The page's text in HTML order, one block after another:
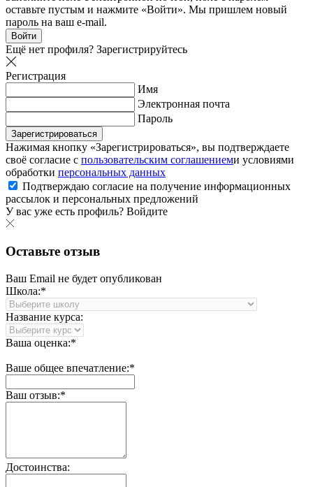
оставьте пустым и нажмите «Войти». Мы пришлем новый
пароль на ваш e-mail.
Войти
Ещё нет профиля? Зарегистрируйтесь
Регистрация
Имя
Электронная почта
Пароль
Зарегистрироваться
Нажимая кнопку «Зарегистрироваться», вы подтверждаете
своё согласие с пользовательским соглашениеми условиями
обработки персональных данных
Подтверждаю согласие на получение информационных
рассылок и персональных предложений
У вас уже есть профиль? Войдите
Оставьте отзыв
Ваш Email не будет опубликован
Школа:*
Название курса:
Ваша оценка:*
Ваше общее впечатление:*
Ваш отзыв:*
Достоинства: